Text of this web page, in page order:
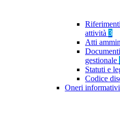
attività 3
Atti
gestionale
Statuti e
Codice
Oneri